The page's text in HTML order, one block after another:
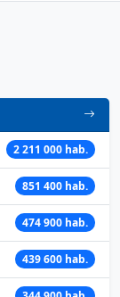
2 211 000 hab.
851 400 hab.
474 900 hab.
439 600 hab.